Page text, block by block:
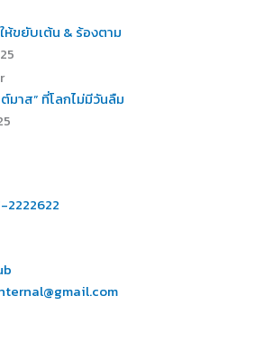
ห้ขยับเต้น & ร้องตาม
มาส” ที่โลกไม่มีวันลืม